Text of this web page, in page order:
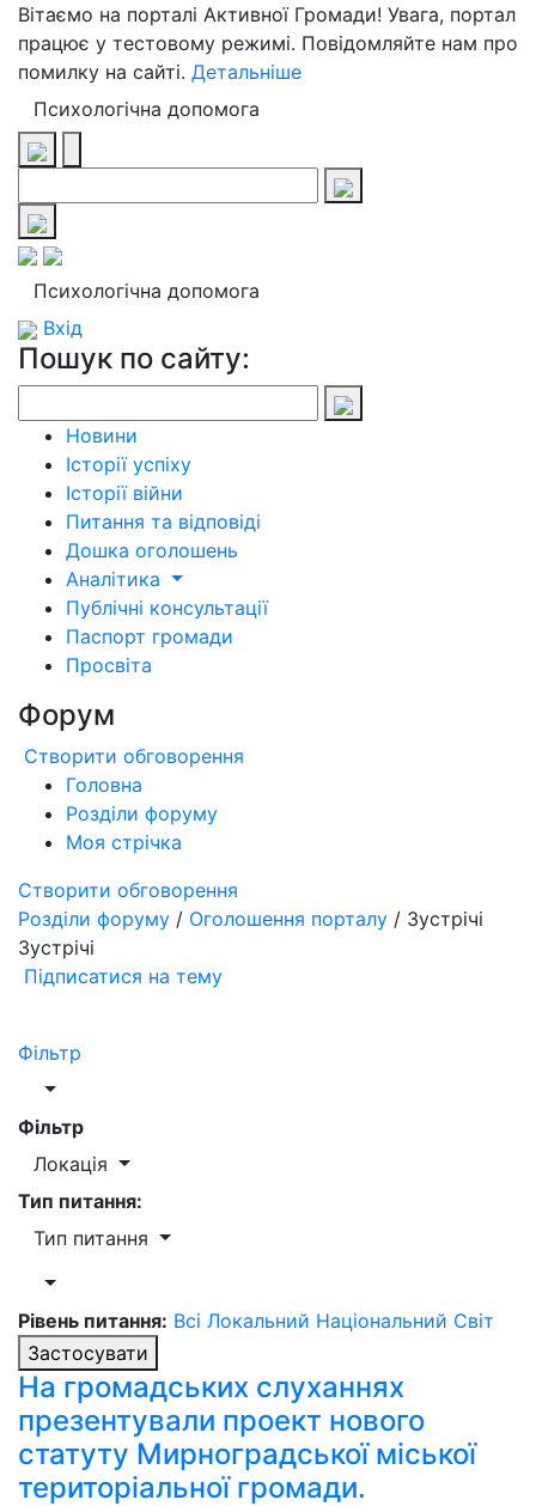
Вітаємо на порталі Активної Громади! Увага, портал
працює у тестовому режимі. Повідомляйте нам про
помилку на сайті. Детальніше
Психологічна допомога
Психологічна допомога
Вхід
Пошук по сайту:
Новини
Історії успіху
Історії війни
Питання та відповіді
Дошка оголошень
Аналітика
Публічні консультації
Паспорт громади
Просвіта
Форум
Створити обговорення
Головна
Розділи форуму
Моя стрічка
Створити обговорення
Розділи форуму / Оголошення порталу / Зустрічі
Зустрічі
Підписатися на тему
Фільтр
Фільтр
Локація
Тип питання:
Тип питання
Рівень питання: Всі Локальний Національний Світ
Застосувати
На громадських слуханнях
презентували проект нового
статуту Мирноградської міської
територіальної громади.